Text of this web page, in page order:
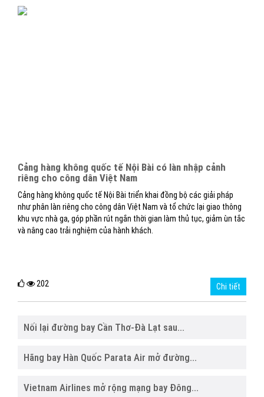
Cảng hàng không quốc tế Nội Bài có làn nhập cảnh
riêng cho công dân Việt Nam
Cảng hàng không quốc tế Nội Bài triển khai đồng bộ các giải pháp
như phân làn riêng cho công dân Việt Nam và tổ chức lại giao thông
khu vực nhà ga, góp phần rút ngắn thời gian làm thủ tục, giảm ùn tắc
và nâng cao trải nghiệm của hành khách.
202 Chi tiết
Nối lại đường bay Cần Thơ-Đà Lạt sau...
Hãng bay Hàn Quốc Parata Air mở đường...
Vietnam Airlines mở rộng mạng bay Đông...